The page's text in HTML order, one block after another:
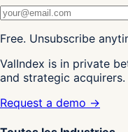
Free. Unsubscribe
ValIndex is in private
and strategic acquirers.
Request a demo →